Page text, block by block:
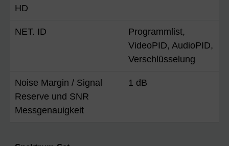
HD
NET. ID
Programmlist,
VideoPID, AudioPID,
Verschlüsselung
Noise Margin / Signal
Reserve und SNR
Messgenauigkeit
1 dB